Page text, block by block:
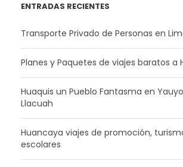
ENTRADAS RECIENTES
Transporte Privado de Personas en
Planes y Paquetes de viajes baratos a
Huaquis un Pueblo Fantasma en
Llacuah
Huancaya viajes de promoción,
escolares